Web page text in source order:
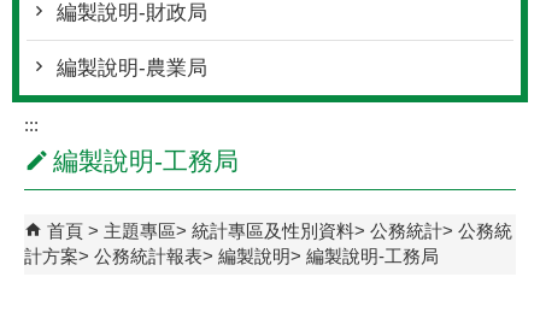
編製說明-財政局
編製說明-農業局
:::
編製說明-工務局
首頁 主題專區 統計專區及性別資料 公務統計
公務統
計方案
公務統計報表 編製說明 編製說明-工務局